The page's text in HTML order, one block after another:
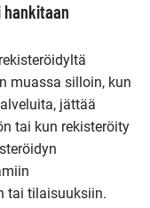
hankitaan
muassa silloin, kun
jättää
tai kun rekisteröity
tai tilaisuuksiin.